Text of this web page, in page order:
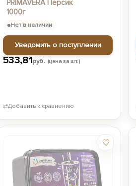
PRIMAVERA Персик
1000г
533,81руб. (цена за шт.)
Нет в наличии
Уведомить о поступлении
⇄Добавить к сравнению